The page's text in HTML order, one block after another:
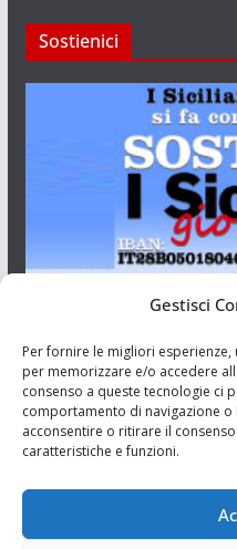
Gestisci
Per fornire le migliori
per memorizzare e/o accedere
consenso a queste tecnologie ci
comportamento di navigazione o
acconsentire o ritirare il
caratteristiche e funzioni.
Sostienici
Aut. del tribunale di Catania
Resp. Riccardo Orioles.
Associazione Culturale I
via Randazzo 27 Catania